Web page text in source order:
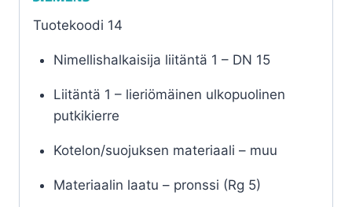
Tuotekoodi 14
Nimellishalkaisija liitäntä 1 – DN 15
Liitäntä 1 – lieriömäinen ulkopuolinen
putkikierre
Kotelon/suojuksen materiaali – muu
Materiaalin laatu – pronssi (Rg 5)